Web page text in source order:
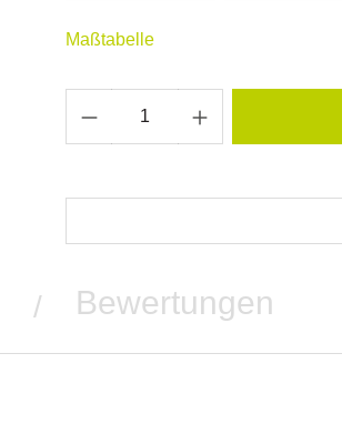
Maßtabelle
/ Bewertungen